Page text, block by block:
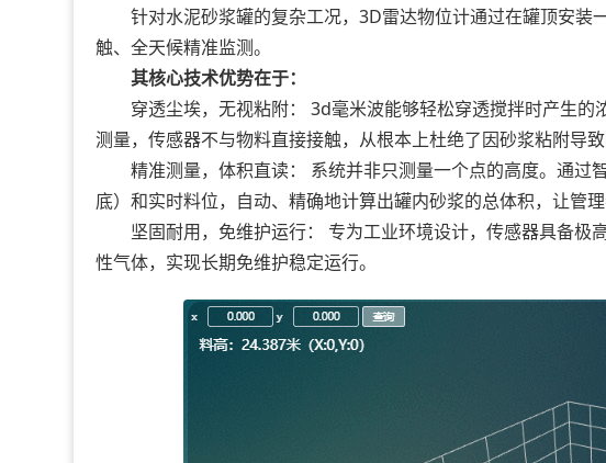
针对水泥砂浆罐的复杂工况，3D雷达物位计通过在罐顶安装
触、全天候精准监测。
其核心技术优势在于：
穿透尘埃，无视粘附： 3d毫米波能够轻松穿透搅拌时产生的
测量，传感器不与物料直接接触，从根本上杜绝了因砂浆粘附导
精准测量，体积直读： 系统并非只测量一个点的高度。通过
底）和实时料位，自动、精确地计算出罐内砂浆的总体积，让管理
坚固耐用，免维护运行： 专为工业环境设计，传感器具备极
性气体，实现长期免维护稳定运行。